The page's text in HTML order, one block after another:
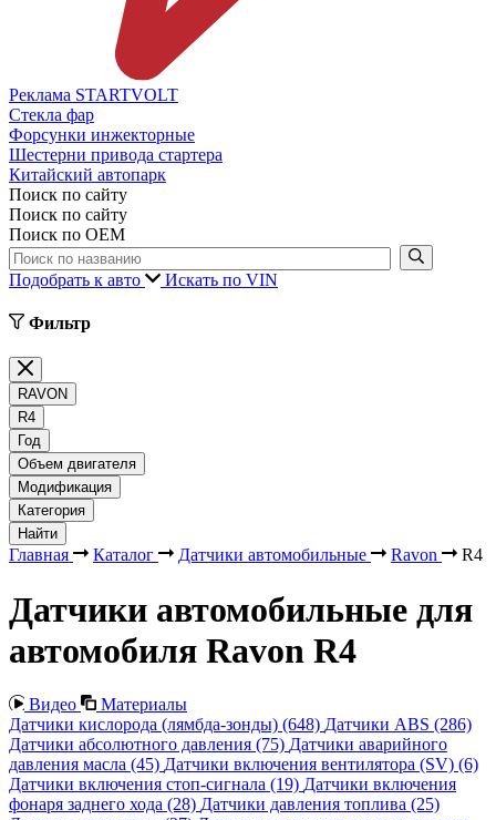
Реклама STARTVOLT
Стекла фар
Форсунки инжекторные
Шестерни привода стартера
Китайский автопарк
Поиск по сайту
Поиск по сайту
Поиск по ОЕМ
Подобрать к авто Искать по VIN
Фильтр
RAVON
R4
Год
Объем двигателя
Модификация
Категория
Найти
Главная Каталог Датчики автомобильные Ravon R4
Датчики автомобильные для
автомобиля Ravon R4
Видео
Материалы
Датчики кислорода (лямбда-зонды) (648) Датчики ABS (286)
Датчики абсолютного давления (75) Датчики аварийного
давления масла (45) Датчики включения вентилятора (SV) (6)
Датчики включения стоп-сигнала (19) Датчики включения
фонаря заднего хода (28) Датчики давления топлива (25)